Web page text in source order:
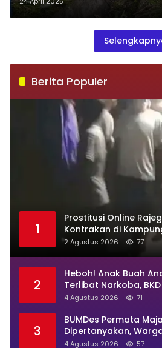
Berita Populer
1
Prostitusi Online
Kontrakan di
Jadi Sarang Maksiat
2 Agustus 2026 77
2
Heboh! Anak Buah
Terlibat Narkoba,
Buka Suara
4 Agustus 2026 71
3
BUMDes Permata
Dipertanyakan,
Pengelolaan Tak
4 Agustus 2026 57